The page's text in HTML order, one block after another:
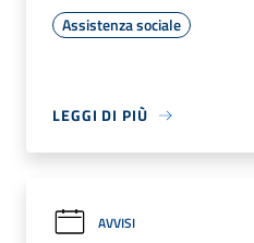
Assistenza sociale
LEGGI DI PIÙ
AVVISI